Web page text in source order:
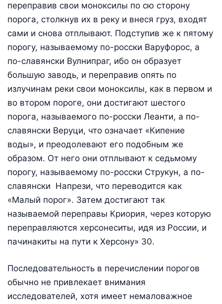
переправив свои моноксилы по сю сторону
порога, столкнув их в реку и внеся груз, входят
сами и снова отплывают. Подступив же к пятому
порогу, называемому по-росски Варуфорос, а
по-славянски Вулнипраг, ибо он образует
большую заводь, и переправив опять по
излучинам реки свои моноксилы, как в первом и
во втором пороге, они достигают шестого
порога, называемого по-росски Леанти, а по-
славянски Веруци, что означает «Кипение
воды», и преодолевают его подобным же
образом. От него они отплывают к седьмому
порогу, называемому по-росски Струкун, а по-
славянски Напрези, что переводится как
«Малый порог». Затем достигают так
называемой переправы Криория, через которую
переправляются херсонеситы, идя из России, и
пачинакиты на пути к Херсону» 30.
Последовательность в перечислении порогов
обычно не привлекает внимания
исследователей, хотя имеет немаловажное